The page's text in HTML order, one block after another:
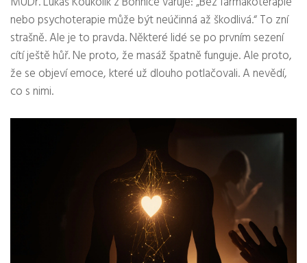
nebo psychoterapie může být neúčinná až škodlivá.“ To zní
strašně. Ale je to pravda. Některé lidé se po prvním sezení
cítí ještě hůř. Ne proto, že masáž špatně funguje. Ale proto,
že se objeví emoce, které už dlouho potlačovali. A nevědí,
co s nimi.